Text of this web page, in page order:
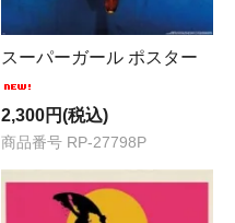
スーパーガール ポスター
2,300円(税込)
商品番号 RP-27798P